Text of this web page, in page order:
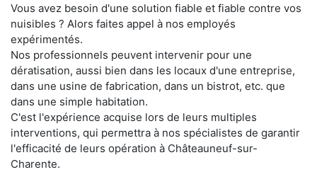
Vous avez besoin d'une solution fiable et fiable contre vos
nuisibles ? Alors faites appel à nos employés
expérimentés.
Nos professionnels peuvent intervenir pour une
dératisation, aussi bien dans les locaux d'une entreprise,
dans une usine de fabrication, dans un bistrot, etc. que
dans une simple habitation.
C'est l'expérience acquise lors de leurs multiples
interventions, qui permettra à nos spécialistes de garantir
l'efficacité de leurs opération à Châteauneuf-sur-
Charente.